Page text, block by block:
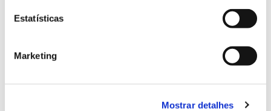
Estatísticas
Marketing
Mostrar detalhes
cidadãos chamados a ajudar
Natureza e florestas procuram jovens voluntários